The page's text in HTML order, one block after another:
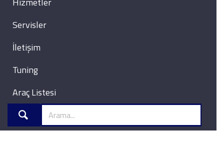
Servisler
İletişim
Tuning
Araç Listesi